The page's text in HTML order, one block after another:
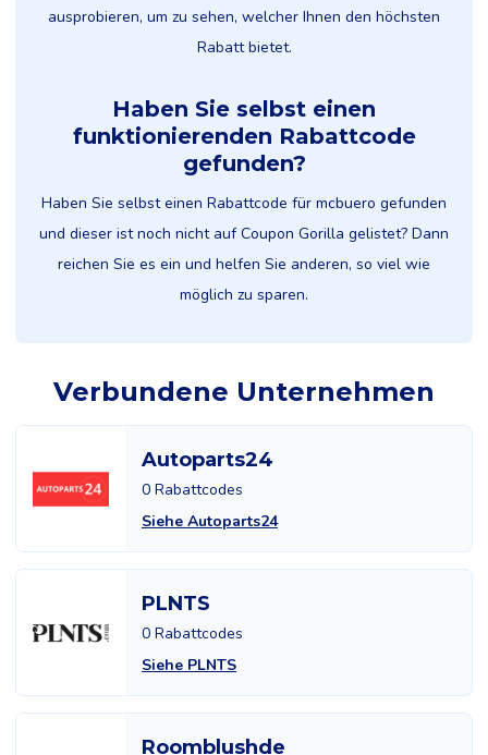
ausprobieren, um zu sehen, welcher Ihnen den höchsten
Rabatt bietet.
Haben Sie selbst einen
funktionierenden Rabattcode
gefunden?
Haben Sie selbst einen Rabattcode für mcbuero gefunden
und dieser ist noch nicht auf Coupon Gorilla gelistet? Dann
reichen Sie es ein und helfen Sie anderen, so viel wie
möglich zu sparen.
Verbundene Unternehmen
Autoparts24
0 Rabattcodes
Siehe Autoparts24
PLNTS
0 Rabattcodes
Siehe PLNTS
Roomblushde